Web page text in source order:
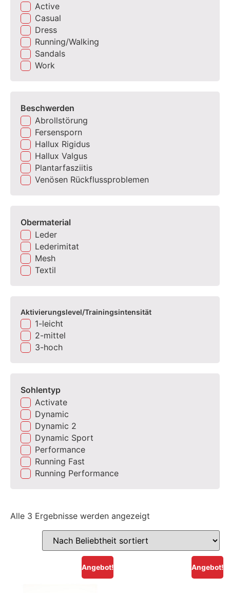
Active
Casual
Dress
Running/Walking
Sandals
Work
Beschwerden
Abrollstörung
Fersensporn
Hallux Rigidus
Hallux Valgus
Plantarfasziitis
Venösen Rückflussproblemen
Obermaterial
Leder
Lederimitat
Mesh
Textil
Aktivierungslevel/Trainingsintensität
1-leicht
2-mittel
3-hoch
Sohlentyp
Activate
Dynamic
Dynamic 2
Dynamic Sport
Performance
Running Fast
Running Performance
Alle 3 Ergebnisse werden angezeigt
Angebot! Angebot!